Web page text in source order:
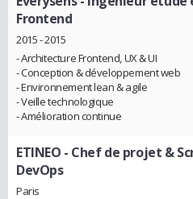
Frontend
2015 - 2015
- Architecture Frontend, UX & UI
- Conception & développement web
- Environnement lean & agile
- Veille technologique
- Amélioration continue
ETINEO - Chef de projet &
DevOps
Paris